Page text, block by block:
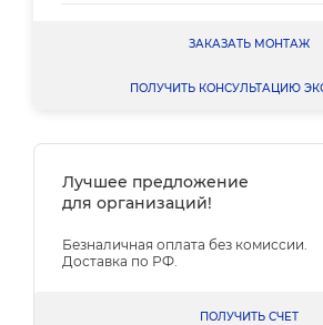
ЗАКАЗАТЬ МОНТАЖ
ПОЛУЧИТЬ КОНСУЛЬТАЦИЮ
Лучшее предложение
для организаций!
Безналичная оплата без комиссии.
Доставка по РФ.
ПОЛУЧИТЬ СЧЕТ